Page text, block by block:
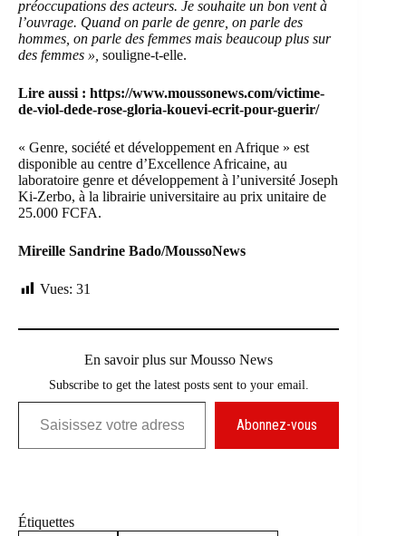
préoccupations des acteurs. Je souhaite un bon vent à
l’ouvrage. Quand on parle de genre, on parle des
hommes, on parle des femmes mais beaucoup plus sur
des femmes », souligne-t-elle.
Lire aussi : https://www.moussonews.com/victime-
de-viol-dede-rose-gloria-kouevi-ecrit-pour-guerir/
« Genre, société et développement en Afrique » est
disponible au centre d’Excellence Africaine, au
laboratoire genre et développement à l’université Joseph
Ki-Zerbo, à la librairie universitaire au prix unitaire de
25.000 FCFA.
Mireille Sandrine Bado/MoussoNews
Vues: 31
En savoir plus sur Mousso News
Subscribe to get the latest posts sent to your email.
Saisissez votre adresse e-mail…
Abonnez-vous
Étiquettes